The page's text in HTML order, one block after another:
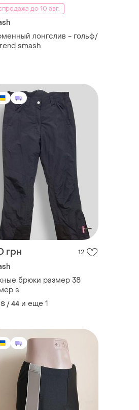
до 10 авг.
лонгслив - гольф/
smash
грн 12
брюки размер 38
s
/ 44 и еще 1